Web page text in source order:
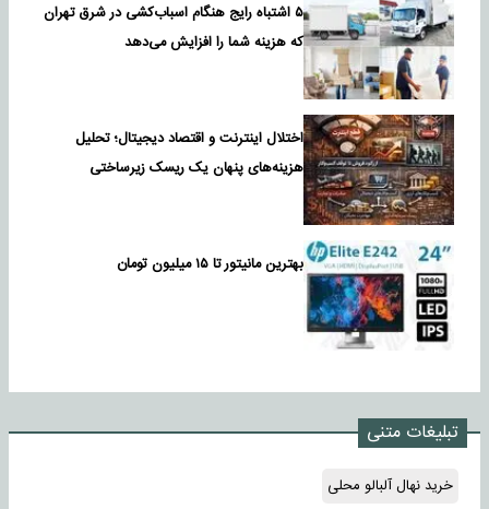
۵ اشتباه رایج هنگام اسباب‌کشی در شرق تهران
که هزینه شما را افزایش می‌دهد
اختلال اینترنت و اقتصاد دیجیتال؛ تحلیل
هزینه‌های پنهان یک ریسک زیرساختی
بهترین مانیتور تا ۱۵ میلیون تومان
تبلیغات متنی
خرید نهال آلبالو محلی